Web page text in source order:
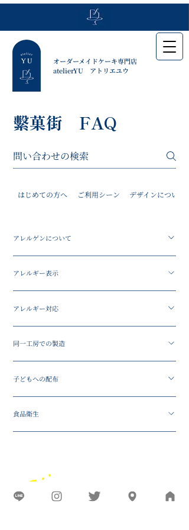
​オーダーメイドケーキ専門店
​atelierYU アトリエユウ
繫菓街 FAQ
はじめての方へ ご利用シーン デザインについて
アレルゲンについて
す。
アレルギー表示
配布先にアレルギーをお持ちの方がいる可能性があ
る場合は、事前にご確認ください。
アレルギー対応
同一工房での製造
アレルギーに関する不安がある場合は、事前にご相
談ください。
子どもへの配布
す。ただし、アレルギー確認や配布方法について
は、主催者様側でも事前確認をお願いします。
食品衛生